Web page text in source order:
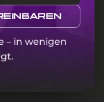
– in wenigen